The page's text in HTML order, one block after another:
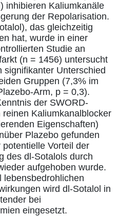
inhibieren Kaliumkanäle
der Repolarisation.
das gleichzeitig
hat, wurde in einer
Studie an
(n = 1456) untersucht
signifikanter Unterschied
Gruppen (7,3% im
Arm, p = 0,3).
der SWORD-
Kaliumkanalblocker
Eigenschaften)
Plazebo gefunden
Vorteil der
des dl-Sotalols durch
aufgehoben wurde.
lebensbedrohlichen
wird dl-Sotalol in
bei
eingesetzt.